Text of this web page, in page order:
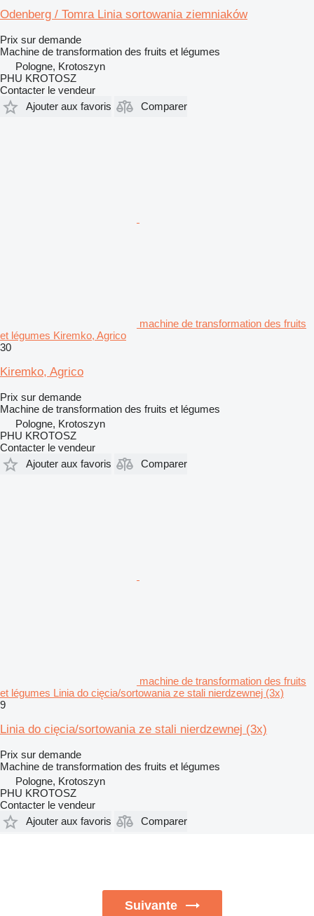
Odenberg / Tomra Linia sortowania ziemniaków
Prix sur demande
Machine de transformation des fruits et légumes
Pologne, Krotoszyn
PHU KROTOSZ
Contacter le vendeur
Ajouter aux favoris
Comparer
machine de transformation des fruits
et légumes Kiremko, Agrico
30
Kiremko, Agrico
Prix sur demande
Machine de transformation des fruits et légumes
Pologne, Krotoszyn
PHU KROTOSZ
Contacter le vendeur
Ajouter aux favoris
Comparer
machine de transformation des fruits
et légumes Linia do cięcia/sortowania ze stali nierdzewnej (3x)
9
Linia do cięcia/sortowania ze stali nierdzewnej (3x)
Prix sur demande
Machine de transformation des fruits et légumes
Pologne, Krotoszyn
PHU KROTOSZ
Contacter le vendeur
Ajouter aux favoris
Comparer
Suivante